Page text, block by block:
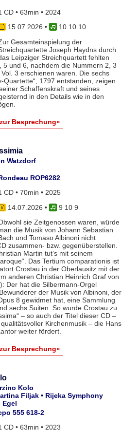
CD • 63min • 2024
15.07.2026 •
10 10 10
Gesamteinspielung der
Joseph Haydns durch
Leipziger Streichquartett fehlten
5 und 6, nachdem die Nummern 2, 3
3 erschienen waren. Die sechs
Quartette“, 1797 entstanden, zeigen
Schaffenskraft und seines
in den Details wie in den
Besprechung«
Watzdorf
ROP6282
CD • 70min • 2025
14.07.2026 •
9 10 9
sie Zeitgenossen waren, würde
die Musik von Johann Sebastian
und Tomaso Albinoni nicht
zusammen- bzw. gegenüberstellen.
Martin tut’s mit seinem
Das Tertium comparationis ist
Crostau in der Oberlausitz mit der
anderen Christian Heinrich Graf von
Der hat die Silbermann-Orgel
der Musik von Albinoni, der
8 gewidmet hat, eine Sammlung
sechs Suiten. So wurde Crostau zu
– so auch der Titel dieser CD –
Kirchenmusik – die Hans
weiter fördert.
Besprechung«
Kolo
Filjak • Rijeka Symphony
Egel
555 618-2
CD • 63min • 2023